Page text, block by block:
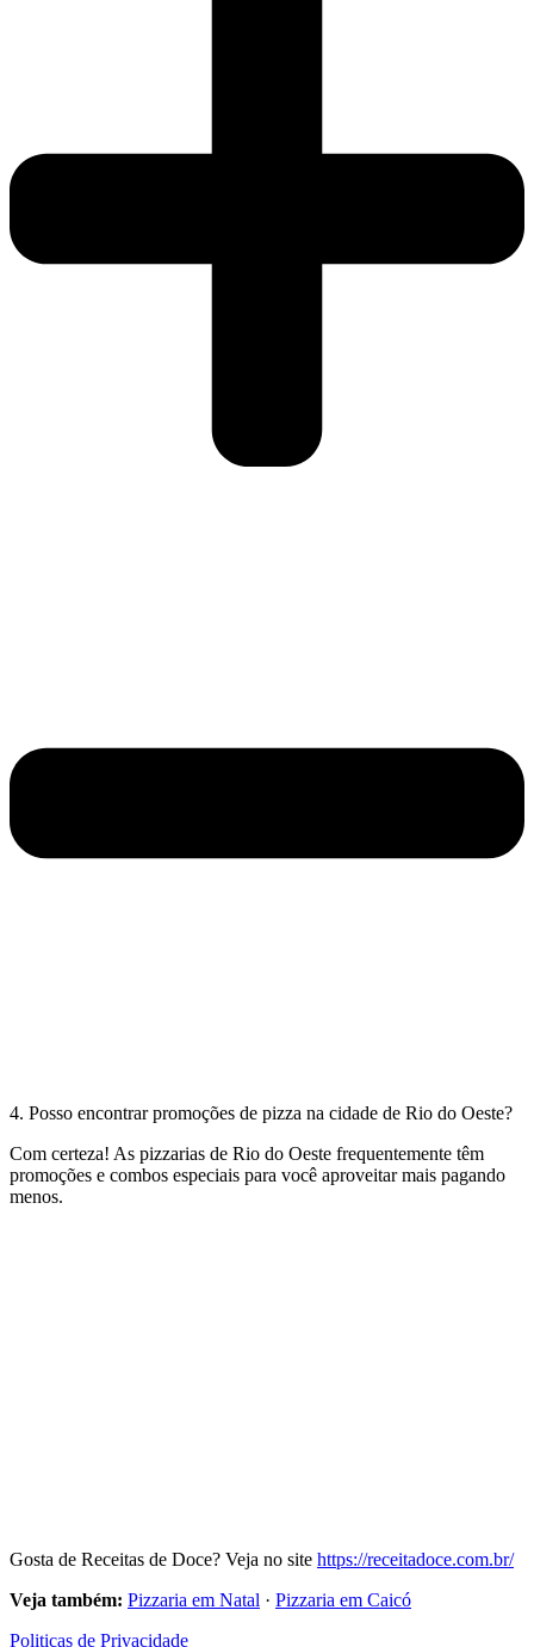
4. Posso encontrar promoções de pizza na cidade de Rio do Oeste?
Com certeza! As pizzarias de Rio do Oeste frequentemente têm
promoções e combos especiais para você aproveitar mais pagando
menos.
Gosta de Receitas de Doce? Veja no site https://receitadoce.com.br/
Veja também: Pizzaria em Natal · Pizzaria em Caicó
Politicas de Privacidade